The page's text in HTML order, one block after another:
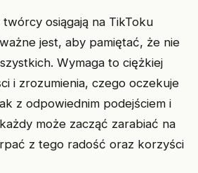
osiągają na TikToku
jest, aby pamiętać, że nie
Wymaga to ciężkiej
i zrozumienia, czego oczekuje
z odpowiednim podejściem i
może zacząć zarabiać na
z tego radość oraz korzyści